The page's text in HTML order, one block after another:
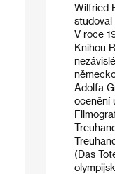
Wilfried
studoval
V roce
Knihou
Adolfa
ocenění
(Das